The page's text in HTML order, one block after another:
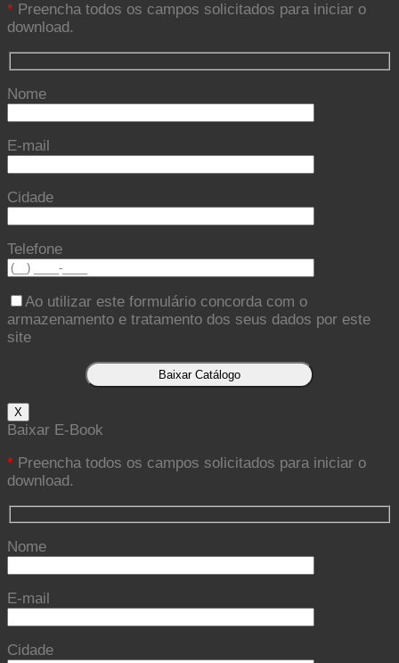
* Preencha todos os campos solicitados para iniciar o
download.
Nome
E-mail
Cidade
Telefone
Ao utilizar este formulário concorda com o
armazenamento e tratamento dos seus dados por este
site
X
Baixar E-Book
* Preencha todos os campos solicitados para iniciar o
download.
Nome
E-mail
Cidade